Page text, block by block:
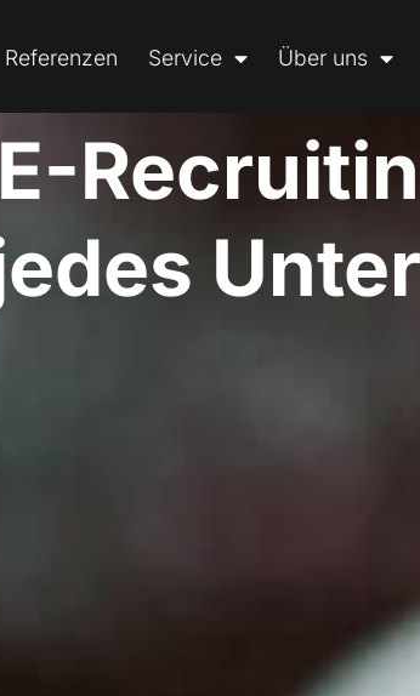
Referenzen Service Über uns
omplizierte